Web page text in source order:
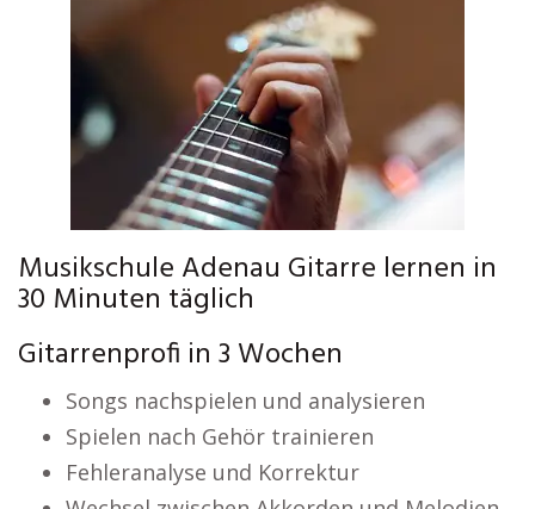
Musikschule Adenau Gitarre lernen in
30 Minuten täglich
Gitarrenprofi in 3 Wochen
Songs nachspielen und analysieren
Spielen nach Gehör trainieren
Fehleranalyse und Korrektur